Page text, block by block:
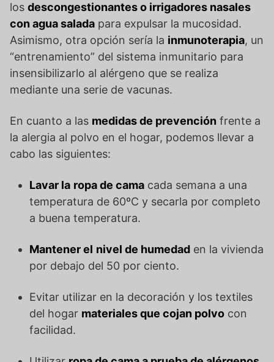
los descongestionantes o irrigadores nasales
con agua salada para expulsar la mucosidad.
Asimismo, otra opción sería la inmunoterapia, un
“entrenamiento” del sistema inmunitario para
insensibilizarlo al alérgeno que se realiza
mediante una serie de vacunas.
En cuanto a las medidas de prevención frente a
la alergia al polvo en el hogar, podemos llevar a
cabo las siguientes:
Lavar la ropa de cama cada semana a una
temperatura de 60ºC y secarla por completo
a buena temperatura.
Mantener el nivel de humedad en la vivienda
por debajo del 50 por ciento.
Evitar utilizar en la decoración y los textiles
del hogar materiales que cojan polvo con
facilidad.